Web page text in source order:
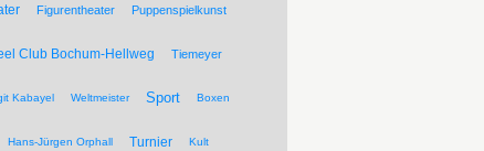
Figurentheater Puppenspielkunst
Club Bochum-Hellweg Tiemeyer
Kabayel Weltmeister Sport Boxen
Hans-Jürgen Orphall Turnier Kult